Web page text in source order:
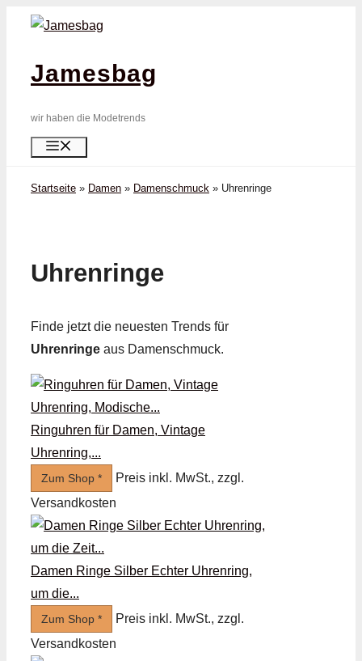
Zum
springenJamesbag
wir haben die Modetrends
Startseite » Damen » Damenschmuck » Uhren­ringe
Uhren­ringe
Finde jetzt die neuesten Trends für
Uhren­ringe aus Damenschmuck.
Ringuhren für Damen, Vintage
Uhrenring,...
Zum Shop *
Preis inkl. MwSt., zzgl.
Versandkosten
Damen Ringe Silber Echter Uhrenring,
um die...
Zum Shop *
Preis inkl. MwSt., zzgl.
Versandkosten